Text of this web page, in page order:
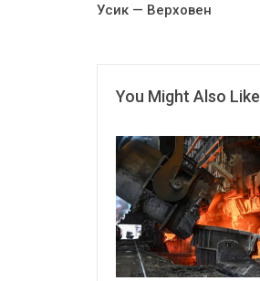
Усик — Верховен
You Might Also Like